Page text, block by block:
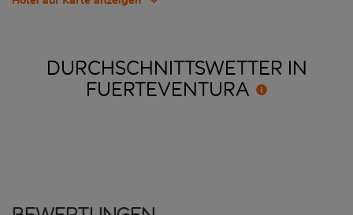
DURCHSCHNITTSWETTER IN
FUERTEVENTURA